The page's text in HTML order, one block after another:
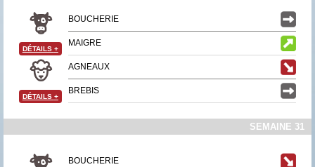
BOUCHERIE
MAIGRE
DÉTAILS +
AGNEAUX
BREBIS
DÉTAILS +
SEMAINE 31
BOUCHERIE